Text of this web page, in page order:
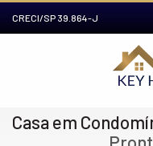
CRECI/SP 39.864-J
Casa em